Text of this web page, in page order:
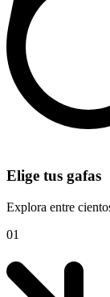
Elige tus gafas
Explora entre
01